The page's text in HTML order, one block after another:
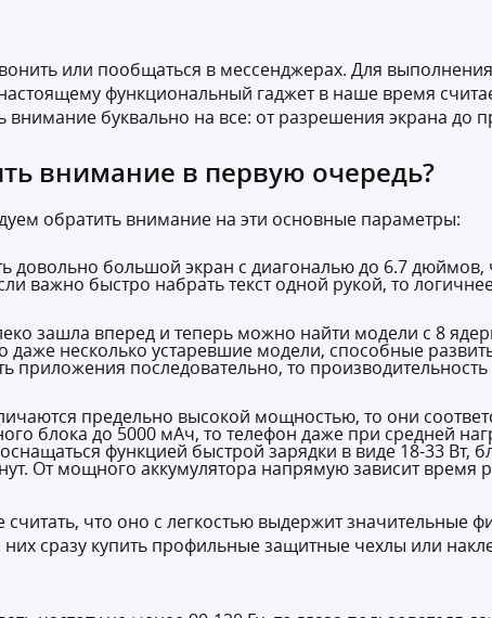
или пообщаться в мессенджерах. Для
функциональный гаджет в наше время
буквально на все: от разрешения экрана до
внимание в первую очередь?
обратить внимание на эти основные параметры:
большой экран с диагональю до 6.7 дюймов,
важно быстро набрать текст одной рукой, то
зашла вперед и теперь можно найти модели с 8
несколько устаревшие модели, способные
последовательно, то
предельно высокой мощностью, то они
блока до 5000 мАч, то телефон даже при средней
функцией быстрой зарядки в виде 18-33 Вт,
От мощного аккумулятора напрямую зависит время
что оно с легкостью выдержит значительные
сразу купить профильные защитные чехлы или